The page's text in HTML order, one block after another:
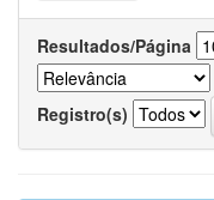
Resultados/Página
Registro(s)